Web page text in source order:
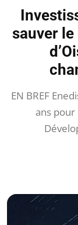
sauver
EN BREF
ans